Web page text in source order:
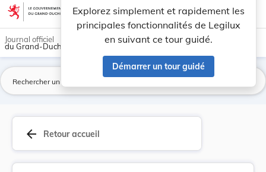
Aller au contenu account_circle help Aide
Explorez simplement et rapidement les
principales fonctionnalités de Legilux
en suivant ce tour guidé.
Démarrer un tour guidé
light_mode dark_mode
Journal officiel
du Grand-Duché de Luxembourg
arrow_back Retour accueil